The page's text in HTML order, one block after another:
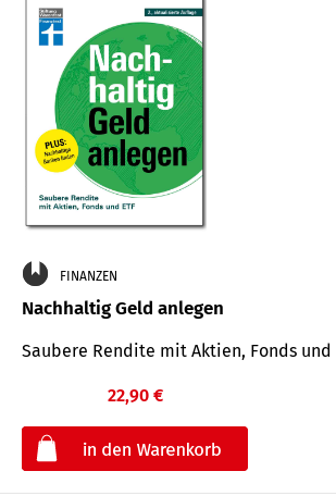
FINANZEN
Nachhaltig Geld anlegen
Saubere Rendite mit Aktien, Fonds und
22,90 €